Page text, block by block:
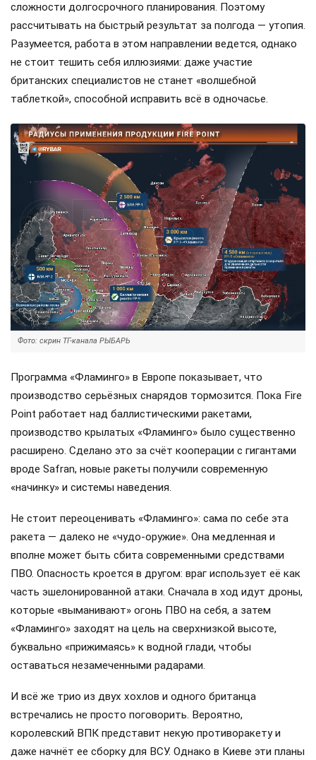
сложности долгосрочного планирования. Поэтому
рассчитывать на быстрый результат за полгода — утопия.
Разумеется, работа в этом направлении ведется, однако
не стоит тешить себя иллюзиями: даже участие
британских специалистов не станет «волшебной
таблеткой», способной исправить всё в одночасье.
Фото: скрин ТГ-канала РЫБАРЬ
Программа «Фламинго» в Европе показывает, что
производство серьёзных снарядов тормозится. Пока Fire
Point работает над баллистическими ракетами,
производство крылатых «Фламинго» было существенно
расширено. Сделано это за счёт кооперации с гигантами
вроде Safran, новые ракеты получили современную
«начинку» и системы наведения.
Не стоит переоценивать «Фламинго»: сама по себе эта
ракета — далеко не «чудо-оружие». Она медленная и
вполне может быть сбита современными средствами
ПВО. Опасность кроется в другом: враг использует её как
часть эшелонированной атаки. Сначала в ход идут дроны,
которые «выманивают» огонь ПВО на себя, а затем
«Фламинго» заходят на цель на сверхнизкой высоте,
буквально «прижимаясь» к водной глади, чтобы
оставаться незамеченными радарами.
И всё же трио из двух хохлов и одного британца
встречались не просто поговорить. Вероятно,
королевский ВПК представит некую противоракету и
даже начнёт ее сборку для ВСУ. Однако в Киеве эти планы